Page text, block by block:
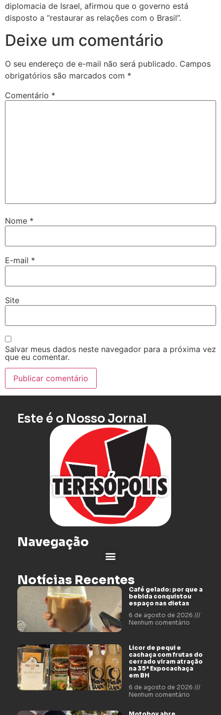
diplomacia de Israel, afirmou que o governo está
disposto a “restaurar as relações com o Brasil”.
Deixe um comentário
O seu endereço de e-mail não será publicado. Campos
obrigatórios são marcados com *
Comentário *
Nome *
E-mail *
Site
Salvar meus dados neste navegador para a próxima vez
que eu comentar.
Este é o Nosso Jornal
Navegação
Notícias Recentes
Café gelado: por que a
bebida conquistou
espaço nas dietas
6 de agosto de 2026
Nenhum comentário
Licor de pequi e
cachaça com frutas do
cerrado viram atração
na 35ª Expocachaça
em BH
6 de agosto de 2026
Nenhum comentário